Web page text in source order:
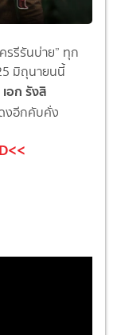
ครรีรันบ่าย” ทุก
มิถุนายนนี้
อก รังสิ
งอีกคับคั่ง